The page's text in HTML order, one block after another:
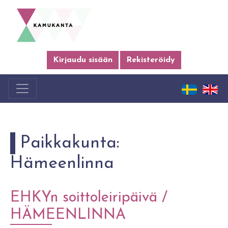
Kirjaudu sisään Rekisteröidy
Paikkakunta:
Hämeenlinna
EHKYn soittoleiripäivä /
HÄMEENLINNA